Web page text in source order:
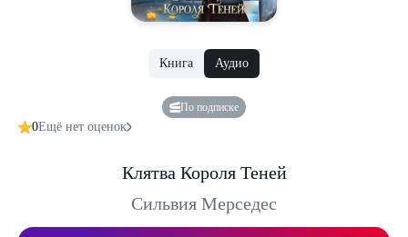
Книга Аудио
По подписке
0Ещё нет оценок
Клятва Короля Теней
Сильвия Мерседес